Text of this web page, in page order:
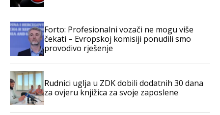
Forto: Profesionalni vozači ne mogu više
čekati – Evropskoj komisiji ponudili smo
provodivo rješenje
Rudnici uglja u ZDK dobili dodatnih 30 dana
za ovjeru knjižica za svoje zaposlene